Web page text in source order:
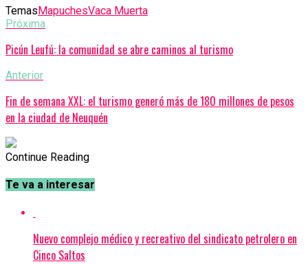
TemasMapuchesVaca Muerta
Próxima
Picún Leufú: la comunidad se abre caminos al turismo
Anterior
Fin de semana XXL: el turismo generó más de 180 millones de pesos
en la ciudad de Neuquén
Continue Reading
Te va a interesar
Nuevo complejo médico y recreativo del sindicato petrolero en
Cinco Saltos